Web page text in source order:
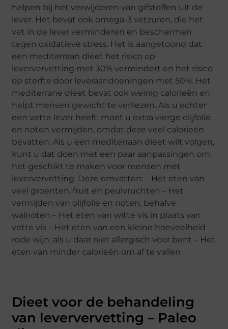
helpen bij het verwijderen van gifstoffen uit de
lever. Het bevat ook omega-3 vetzuren, die het
vet in de lever verminderen en beschermen
tegen oxidatieve stress. Het is aangetoond dat
een mediterraan dieet het risico op
leververvetting met 30% vermindert en het risico
op sterfte door leveraandoeningen met 50%. Het
mediterrane dieet bevat ook weinig calorieën en
helpt mensen gewicht te verliezen. Als u echter
een vette lever heeft, moet u extra vierge olijfolie
en noten vermijden, omdat deze veel calorieën
bevatten. Als u een mediterraan dieet wilt volgen,
kunt u dat doen met een paar aanpassingen om
het geschikt te maken voor mensen met
leververvetting. Deze omvatten: – Het eten van
veel groenten, fruit en peulvruchten – Het
vermijden van olijfolie en noten, behalve
walnoten – Het eten van witte vis in plaats van
vette vis – Het eten van een kleine hoeveelheid
rode wijn, als u daar niet allergisch voor bent – Het
eten van minder calorieën om af te vallen
Dieet voor de behandeling
van leververvetting – Paleo